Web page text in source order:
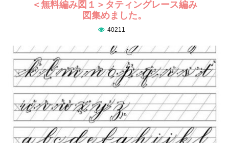
＜無料編み図１＞タティングレース編み
図集めました。
40211